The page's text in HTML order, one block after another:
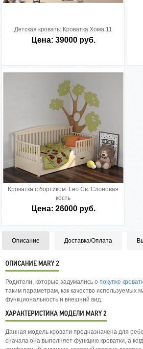
Детская кровать: Кроватка Хома 11
Цена: 39000 руб.
Кроватка с бортиком: Leo Св. Слоновая
кость
Цена: 26000 руб.
Описание Доставка/Оплата
ОПИСАНИЕ MARY 2
Родители, которые задумались о покупке
таким параметрам, как качество используемых
функциональность и внешний вид.
ХАРАКТЕРИСТИКА МОДЕЛИ MARY 2
Данная модель кровати предназначена для
сначала она выполняет функцию кроватки, а